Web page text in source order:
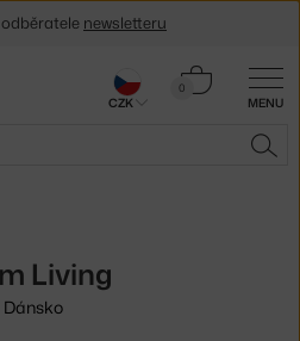
MENU
0
Košík
Living
Dánsko
newsletteru
CZK